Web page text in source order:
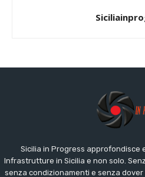
Sicilia in Progress approfondisce
Infrastrutture in Sicilia e non solo.
senza condizionamenti e senza